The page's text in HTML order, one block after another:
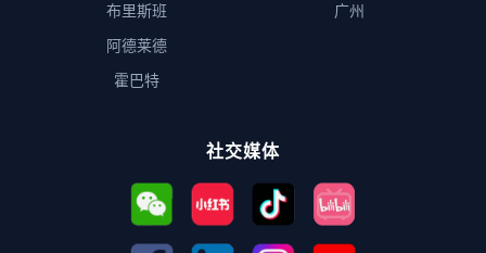
布里斯班
阿德莱德
霍巴特
广州
社交媒体